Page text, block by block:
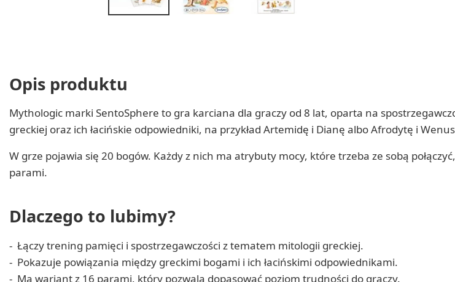
Opis produktu
Mythologic marki SentoSphere to gra karciana dla graczy od 8 lat, oparta na
greckiej oraz ich łacińskie odpowiedniki, na przykład Artemidę i Dianę albo Afrodytę i
W grze pojawia się 20 bogów. Każdy z nich ma atrybuty mocy, które trzeba ze sobą
parami.
Dlaczego to lubimy?
Łączy trening pamięci i spostrzegawczości z tematem mitologii greckiej.
Pokazuje powiązania między greckimi bogami i ich łacińskimi odpowiednikami.
Ma wariant z 16 parami, który pozwala dopasować poziom trudności do graczy.